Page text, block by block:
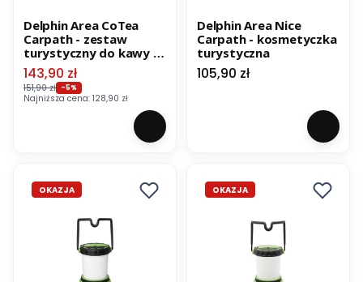
Delphin Area CoTea
Carpath - zestaw
turystyczny do kawy /
herbaty
Cena promocyjna
143,90 zł
151,90 zł -5%
Najniższa cena: 128,90 zł
Delphin Area Nice
Carpath - kosmetyczka
turystyczna
Cena
105,90 zł
OKAZJA OKAZJA